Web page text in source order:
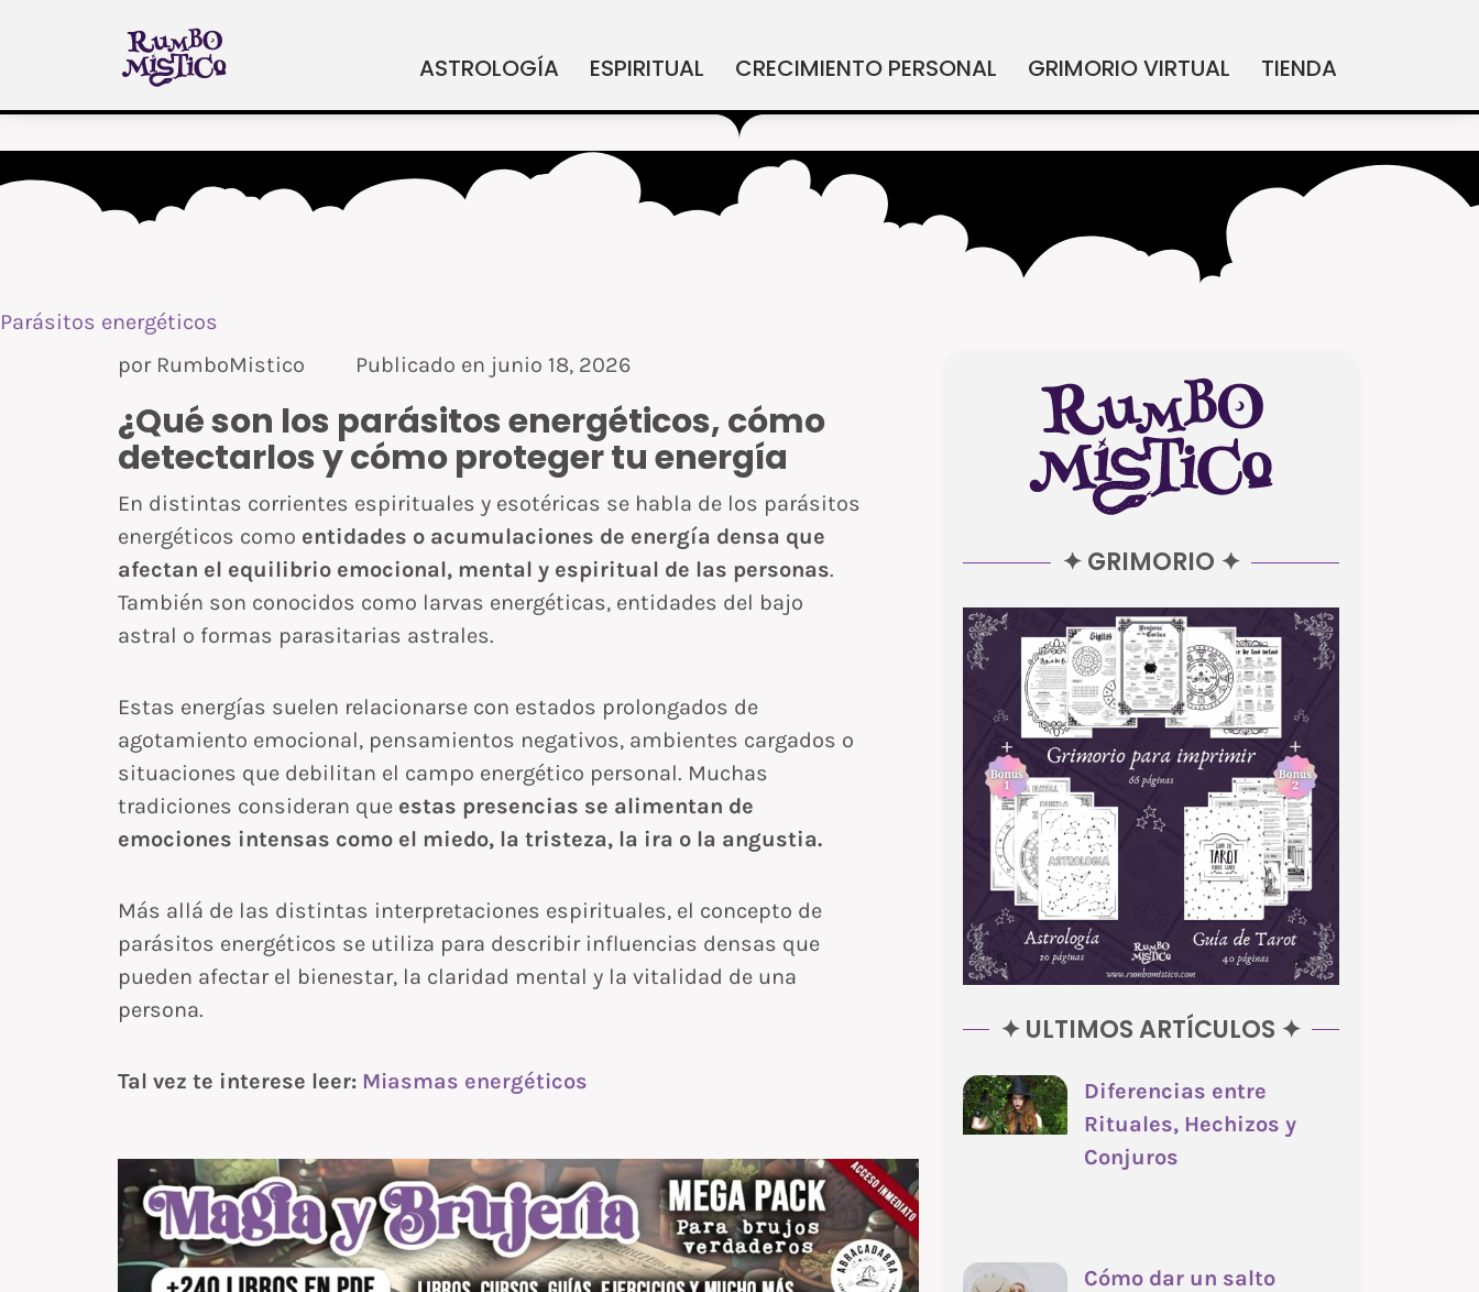
ASTROLOGÍA ESPIRITUAL CRECIMIENTO PERSONAL GRIMORIO VIRTUAL TIENDA
Parásitos energéticos
porRumboMistico Publicado en junio 18, 2026
¿Qué son los parásitos energéticos, cómo
detectarlos y cómo proteger tu energía
En distintas corrientes espirituales y esotéricas se habla de los parásitos
energéticos como entidades o acumulaciones de energía densa que
afectan el equilibrio emocional, mental y espiritual de las personas.
También son conocidos como larvas energéticas, entidades del bajo
astral o formas parasitarias astrales.
Estas energías suelen relacionarse con estados prolongados de
agotamiento emocional, pensamientos negativos, ambientes cargados o
situaciones que debilitan el campo energético personal. Muchas
tradiciones consideran que estas presencias se alimentan de
emociones intensas como el miedo, la tristeza, la ira o la angustia.
Más allá de las distintas interpretaciones espirituales, el concepto de
parásitos energéticos se utiliza para describir influencias densas que
pueden afectar el bienestar, la claridad mental y la vitalidad de una
persona.
Tal vez te interese leer: Miasmas energéticos
✦ GRIMORIO ✦
✦ ULTIMOS ARTÍCULOS ✦
Diferencias entre
Rituales, Hechizos y
Conjuros
Cómo dar un salto